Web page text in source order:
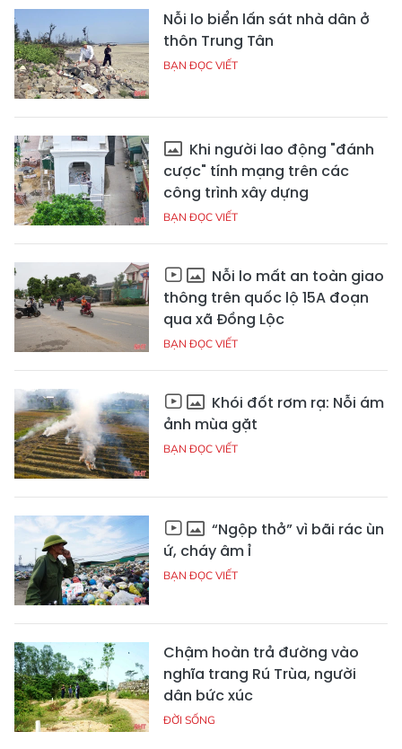
Nỗi lo biển lấn sát nhà dân ở
thôn Trung Tân
BẠN ĐỌC VIẾT
Khi người lao động "đánh
cược" tính mạng trên các
công trình xây dựng
BẠN ĐỌC VIẾT
Nỗi lo mất an toàn giao
thông trên quốc lộ 15A đoạn
qua xã Đồng Lộc
BẠN ĐỌC VIẾT
Khói đốt rơm rạ: Nỗi ám
ảnh mùa gặt
BẠN ĐỌC VIẾT
“Ngộp thở” vì bãi rác ùn
ứ, cháy âm ỉ
BẠN ĐỌC VIẾT
Chậm hoàn trả đường vào
nghĩa trang Rú Trùa, người
dân bức xúc
ĐỜI SỐNG